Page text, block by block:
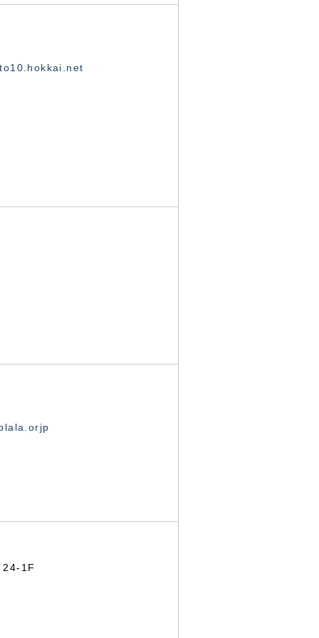
24-1F